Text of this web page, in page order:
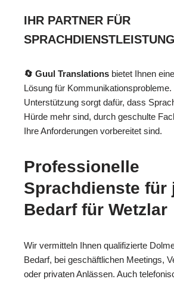
IHR PARTNER FÜR
🔄 Guul Translations bietet Ihnen
Lösung für Kommunikationsprobleme.
Unterstützung sorgt dafür, dass
Hürde mehr sind, durch geschulte
Ihre Anforderungen vorbereitet sind.
Professionelle
Sprachdienste für
Bedarf für Wetzlar
Wir vermitteln Ihnen qualifizierte
Bedarf, bei geschäftlichen Meetings,
oder privaten Anlässen. Auch